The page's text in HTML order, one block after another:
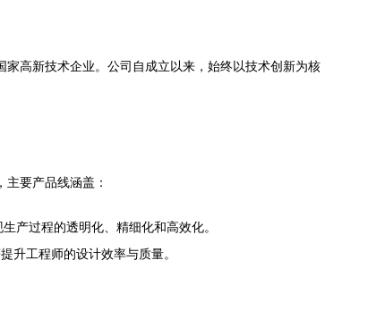
高新技术企业。公司自成立以来，始终以技术创新为核
要产品线涵盖：
产过程的透明化、精细化和高效化。
升工程师的设计效率与质量。